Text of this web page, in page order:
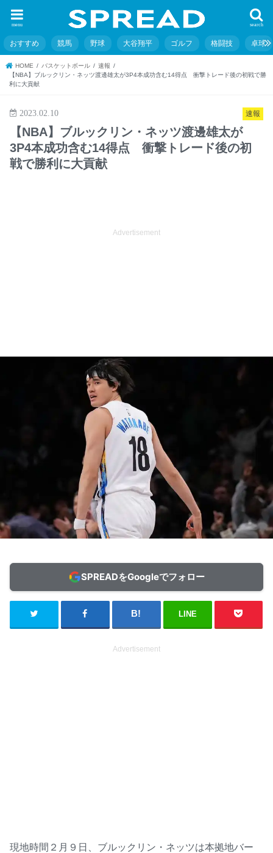
search
menu
おすすめ 競馬 野球 大谷翔平 ゴルフ 格闘技 卓球
HOME バスケットボール
速報
【NBA】ブルックリン・ネッツ渡邊雄太が3P4本成功含む14得点 衝撃トレード後の初戦で勝
利に大貢献
速報
2023.02.10
【NBA】ブルックリン・ネッツ渡邊雄太が
3P4本成功含む14得点 衝撃トレード後の初
戦で勝利に大貢献
Advertisement
SPREADをGoogleでフォロー
LINE
Advertisement
現地時間２月９日、ブルックリン・ネッツは本拠地バー